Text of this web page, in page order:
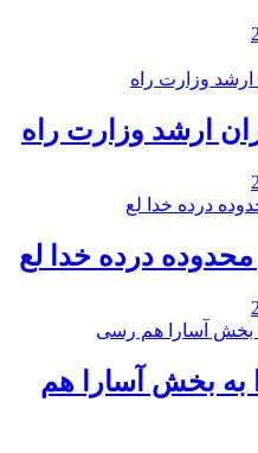
ارشد وزارت راه
درده خدا لع
به بخش آسارا هم